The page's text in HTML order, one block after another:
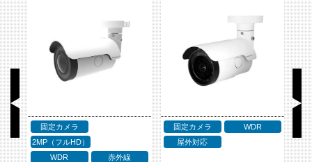
カメラ
WDR
外対応
固定カメラ
4K〜
WDR
赤外線
屋外対応
ドームカメラ
2MP（フルHD）
WDR